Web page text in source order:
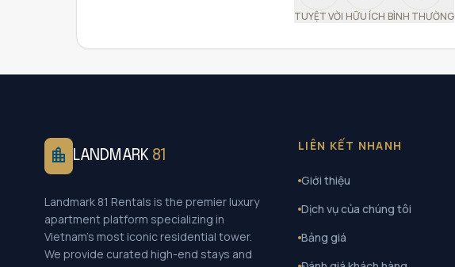
TUYỆT VỜI HỮU ÍCH BÌNH THƯỜNG
location_city LANDMARK 81
Landmark 81 Rentals is the premier luxury
apartment platform specializing in
Vietnam's most iconic residential tower.
We provide curated high-end stays and
LIÊN KẾT NHANH
Giới thiệu
Dịch vụ của chúng tôi
Bảng giá